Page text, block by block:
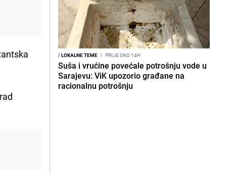
/LOKALNE TEME I PRIJE OKO 14H
Suša i vrućine povećale potrošnju vode u
Sarajevu: ViK upozorio građane na
racionalnu potrošnju